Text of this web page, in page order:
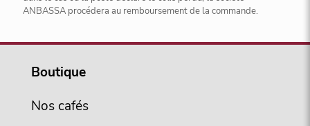
ANBASSA procédera au remboursement de la commande.
Boutique
Nos cafés